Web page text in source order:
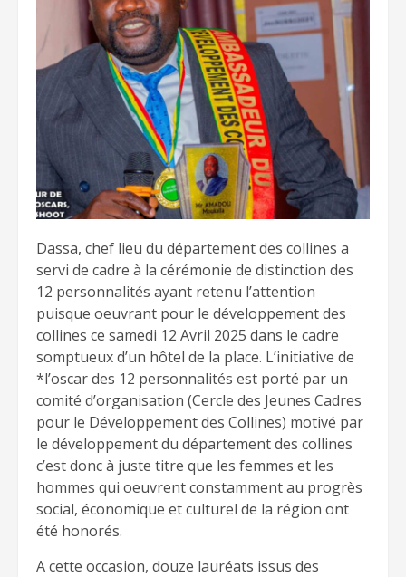
Dassa, chef lieu du département des collines a
servi de cadre à la cérémonie de distinction des
12 personnalités ayant retenu l’attention
puisque oeuvrant pour le développement des
collines ce samedi 12 Avril 2025 dans le cadre
somptueux d’un hôtel de la place. L’initiative de
*l’oscar des 12 personnalités est porté par un
comité d’organisation (Cercle des Jeunes Cadres
pour le Développement des Collines) motivé par
le développement du département des collines
c’est donc à juste titre que les femmes et les
hommes qui oeuvrent constamment au progrès
social, économique et culturel de la région ont
été honorés.
A cette occasion, douze lauréats issus des